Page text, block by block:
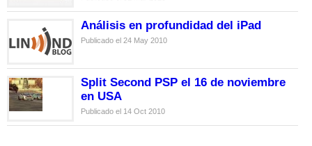
Análisis en profundidad del iPad
Publicado el 24 May 2010
Split Second PSP el 16 de noviembre
en USA
Publicado el 14 Oct 2010